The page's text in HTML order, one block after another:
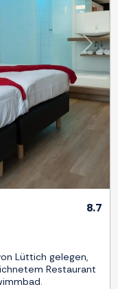
8.7
Lüttich gelegen,
Restaurant